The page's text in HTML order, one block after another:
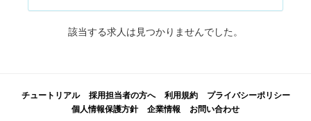
該当する求人は見つかりませんでした。
チュートリアル 採用担当者の方へ 利用規約
プライバシーポリシー
個人情報保護方針
企業情報 お問い合わせ